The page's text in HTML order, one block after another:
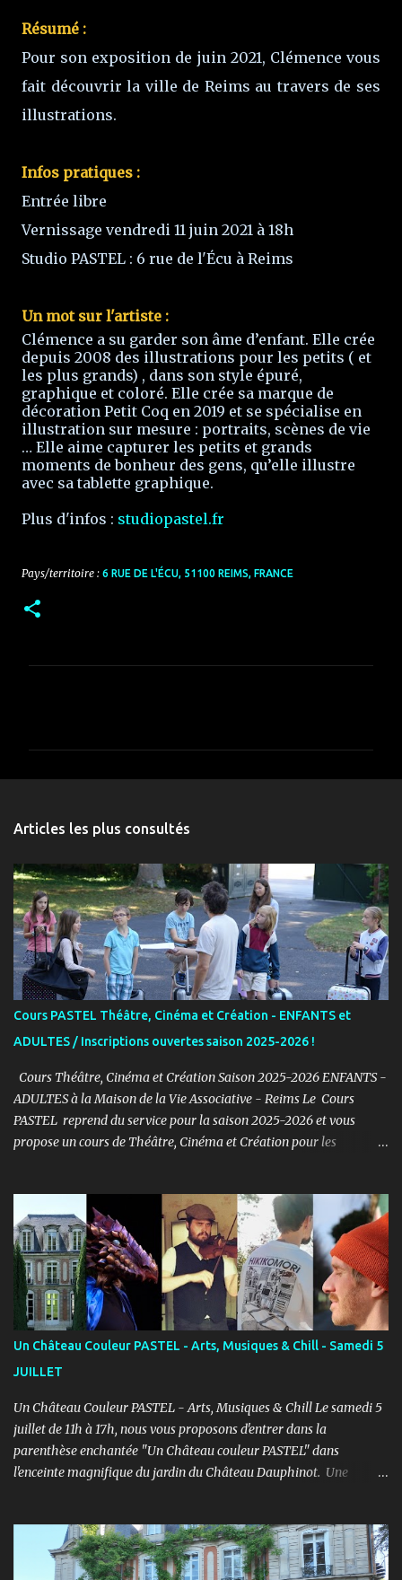
Résumé :
Pour son exposition de juin 2021, Clémence vous
fait découvrir la ville de Reims au travers de ses
illustrations.
Infos pratiques :
Entrée libre
Vernissage vendredi 11 juin 2021 à 18h
Studio PASTEL : 6 rue de l'Écu à Reims
Un mot sur l'artiste :
Clémence a su garder son âme d’enfant. Elle crée
depuis 2008 des illustrations pour les petits ( et
les plus grands) , dans son style épuré,
graphique et coloré. Elle crée sa marque de
décoration Petit Coq en 2019 et se spécialise en
illustration sur mesure : portraits, scènes de vie
… Elle aime capturer les petits et grands
moments de bonheur des gens, qu’elle illustre
avec sa tablette graphique.
Plus d'infos : studiopastel.fr
Pays/territoire : 6 RUE DE L'ÉCU, 51100 REIMS, FRANCE
n
a
i
r
e
s
Articles les plus consultés
Cours PASTEL Théâtre, Cinéma et Création - ENFANTS et
ADULTES / Inscriptions ouvertes saison 2025-2026 !
Cours Théâtre, Cinéma et Création Saison 2025-2026 ENFANTS -
ADULTES à la Maison de la Vie Associative - Reims Le Cours
PASTEL reprend du service pour la saison 2025-2026 et vous
propose un cours de Théâtre, Cinéma et Création pour les
d’élèves au Studio PASTEL anciennement, le Cours PASTEL revient
à la Maison de la Vie Associative dans une salle de 150m2 pour
pratiquer confortablement avec des élèves passionnés et curieux
d’apprendre. COURS ENFANTS Notre volonté : permettre
l'épanouissement de l'enfant à travers cet art, qu'il puisse s'exprimer
et prendre confiance en lui en prenant du plaisir dans un cadre
bienveillant. PROGRAMME ENFANTS : Pendant le 1er semestre, les
enfants découvriront le jeu d’acteur théâtre et cinéma à travers des
exercices d’improvisation, émotionnels, de concentration, d’écoute,
d...
Un Château Couleur PASTEL - Arts, Musiques & Chill - Samedi 5
JUILLET
Un Château Couleur PASTEL - Arts, Musiques & Chill Le samedi 5
juillet de 11h à 17h, nous vous proposons d'entrer dans la
parenthèse enchantée "Un Château couleur PASTEL" dans
l'enceinte magnifique du jardin du Château Dauphinot. Une
PUBLIC “Saxo et la forêt de Memoria” - Conte théâtral
merveilleux 12h à 14h : Concert Pique-Nique “SWING” avec Léo